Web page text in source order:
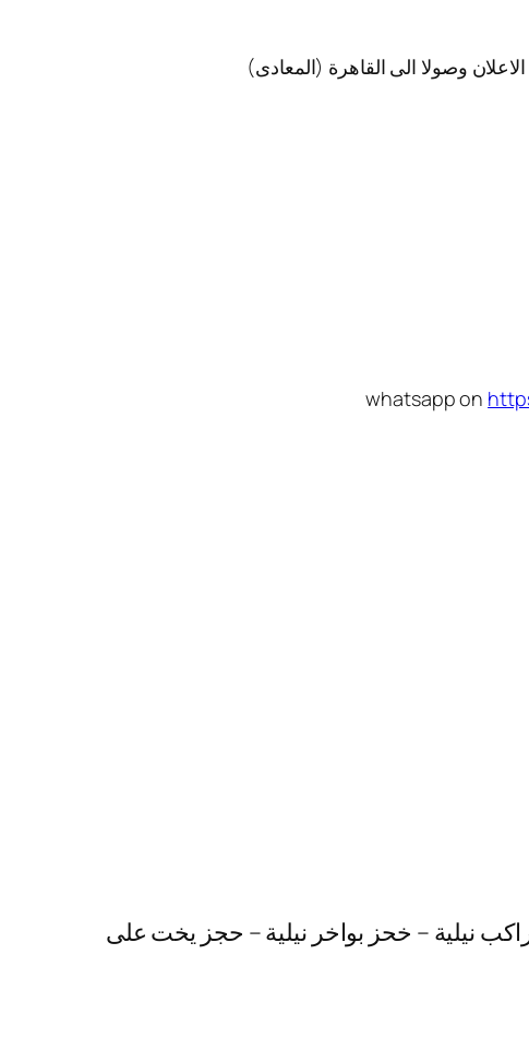
وصولا الى القاهرة (المعادى)
whatsapp on
نيلية – خحز بواخر نيلية – حجز يخت على